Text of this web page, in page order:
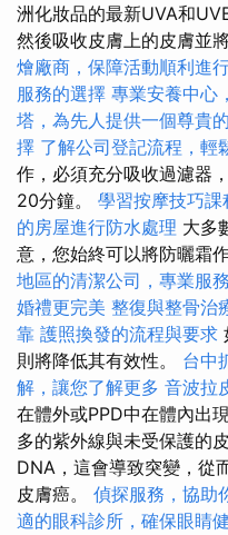
洲化妝品的最新UVA和
然後吸收皮膚上的皮膚並
燴廠商，保障活動順利進
服務的選擇 專業安養中心
塔，為先人提供一個尊貴
擇 了解公司登記流程，輕
作，必須充分吸收過濾器
20分鐘。 學習按摩技巧課
的房屋進行防水處理 大多
意，您始終可以將防曬霜
地區的清潔公司，專業服
婚禮更完美 整復與整骨治
靠 護照換發的流程與要求
則將降低其有效性。 台中
解，讓您了解更多 音波拉
在體外或PPD中在體內出
多的紫外線與未受保護的
DNA，這會導致突變，從
皮膚癌。 偵探服務，協助
適的眼科診所，確保眼睛